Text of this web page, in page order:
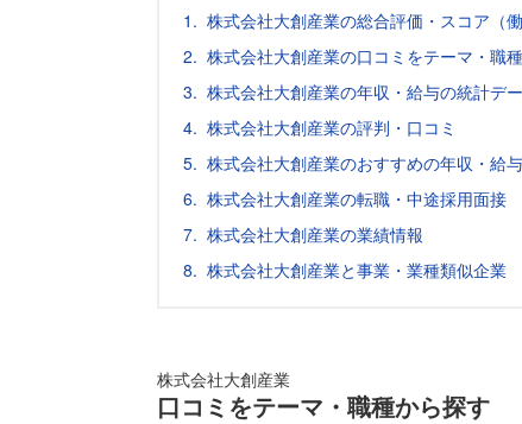
株式会社大創産業の総合評価・スコア（
株式会社大創産業の口コミをテーマ・職
株式会社大創産業の年収・給与の統計デ
株式会社大創産業の評判・口コミ
株式会社大創産業のおすすめの年収・給
株式会社大創産業の転職・中途採用面接
株式会社大創産業の業績情報
株式会社大創産業と事業・業種類似企業
株式会社大創産業
口コミをテーマ・職種から探す